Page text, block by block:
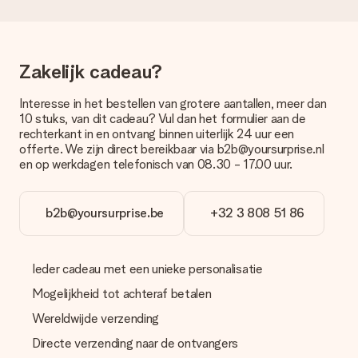
met onze klantenservice.
Betalen
Hoe kan ik mijn bestelling betalen?
Wij bieden de volgende betaalmethodes aan: iDeal, Paypal,
creditcard of handmatige overboeking. Hou bij handmatige
overboeking wel rekening met 3 dagen extra levertijd van je
Cadeau ontvangen
geleverd. Je kunt hiervoor contact opnemen met onze
klantenservice, zij helpen je graag bij het vinden van een
passende oplossing.
Er wordt geen factuur meegestuurd bij je bestelling. Je
Zakelijk cadeau?
Interesse in het bestellen van grotere aantallen, meer dan
10 stuks, van dit cadeau? Vul dan het formulier aan de
rechterkant in en ontvang binnen uiterlijk 24 uur een
offerte. We zijn direct bereikbaar via b2b@yoursurprise.nl
en op werkdagen telefonisch van 08.30 - 17.00 uur.
b2b@yoursurprise.be +32 3 808 51 86
Ieder cadeau met een unieke personalisatie
Mogelijkheid tot achteraf betalen
Wereldwijde verzending
Directe verzending naar de ontvangers